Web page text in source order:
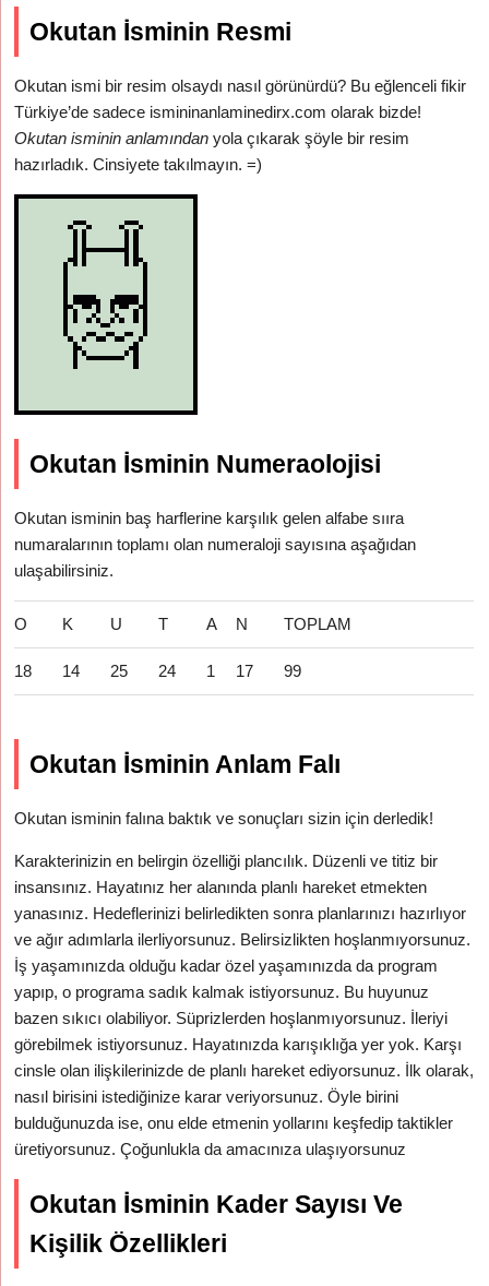
Okutan İsminin Resmi
Okutan ismi bir resim olsaydı nasıl görünürdü? Bu eğlenceli fikir
Türkiye’de sadece ismininanlaminedirx.com olarak bizde!
Okutan isminin anlamından yola çıkarak şöyle bir resim
hazırladık. Cinsiyete takılmayın. =)
Okutan İsminin Numeraolojisi
Okutan isminin baş harflerine karşılık gelen alfabe sııra
numaralarının toplamı olan numeraloji sayısına aşağıdan
ulaşabilirsiniz.
O K U T A N TOPLAM
18 14 25 24 1 17 99
Okutan İsminin Anlam Falı
Okutan isminin falına baktık ve sonuçları sizin için derledik!
Karakterinizin en belirgin özelliği plancılık. Düzenli ve titiz bir
insansınız. Hayatınız her alanında planlı hareket etmekten
yanasınız. Hedeflerinizi belirledikten sonra planlarınızı hazırlıyor
ve ağır adımlarla ilerliyorsunuz. Belirsizlikten hoşlanmıyorsunuz.
İş yaşamınızda olduğu kadar özel yaşamınızda da program
yapıp, o programa sadık kalmak istiyorsunuz. Bu huyunuz
bazen sıkıcı olabiliyor. Süprizlerden hoşlanmıyorsunuz. İleriyi
görebilmek istiyorsunuz. Hayatınızda karışıklığa yer yok. Karşı
cinsle olan ilişkilerinizde de planlı hareket ediyorsunuz. İlk olarak,
nasıl birisini istediğinize karar veriyorsunuz. Öyle birini
bulduğunuzda ise, onu elde etmenin yollarını keşfedip taktikler
üretiyorsunuz. Çoğunlukla da amacınıza ulaşıyorsunuz
Okutan İsminin Kader Sayısı Ve
Kişilik Özellikleri